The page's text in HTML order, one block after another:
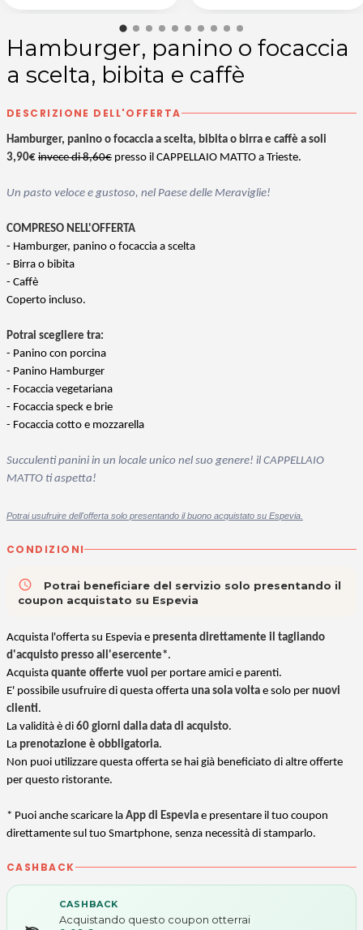
Hamburger, panino o focaccia
a scelta, bibita e caffè
DESCRIZIONE DELL'OFFERTA
Hamburger, panino o focaccia a scelta, bibita o birra e caffè a soli
3,90€ invece di 8,60€ presso il CAPPELLAIO MATTO a Trieste.
Un pasto veloce e gustoso, nel Paese delle Meraviglie!
COMPRESO NELL'OFFERTA
- Hamburger, panino o focaccia a scelta
- Birra o bibita
- Caffè
Coperto incluso.
Potrai scegliere tra:
- Panino con porcina
- Panino Hamburger
- Focaccia vegetariana
- Focaccia speck e brie
- Focaccia cotto e mozzarella
Succulenti panini in un locale unico nel suo genere! il CAPPELLAIO
MATTO ti aspetta!
Potrai usufruire dell'offerta solo presentando il buono acquistato su Espevia.
CONDIZIONI
access_time
Potrai beneficiare del servizio solo presentando il
coupon acquistato su Espevia
Acquista l'offerta su Espevia e presenta direttamente il tagliando
d'acquisto presso all'esercente*.
Acquista quante offerte vuoi per portare amici e parenti.
E' possibile usufruire di questa offerta una sola volta e solo per nuovi
clienti.
La validità è di 60 giorni dalla data di acquisto.
La prenotazione è obbligatoria.
Non puoi utilizzare questa offerta se hai già beneficiato di altre offerte
per questo ristorante.
* Puoi anche scaricare la App di Espevia e presentare il tuo coupon
direttamente sul tuo Smartphone, senza necessità di stamparlo.
CASHBACK
CASHBACK
Acquistando questo coupon otterrai